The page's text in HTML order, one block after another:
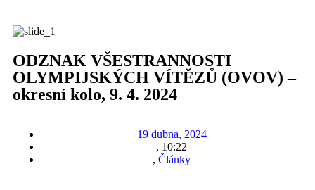
ODZNAK VŠESTRANNOSTI
OLYMPIJSKÝCH VÍTĚZŮ (OVOV) –
okresní kolo, 9. 4. 2024
19 dubna, 2024
, 10:22
, Články